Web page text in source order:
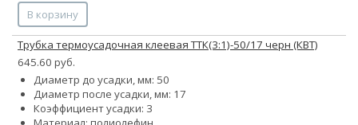
В корзину
Трубка термоусадочная клеевая ТТК(3:1)-50/17 черн (КВТ)
645.60 руб.
Диаметр до усадки, мм: 50
Диаметр после усадки, мм: 17
Коэффициент усадки: 3